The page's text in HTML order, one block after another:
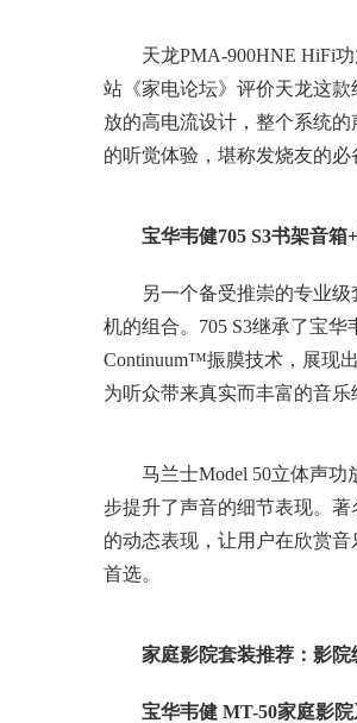
天龙PMA-900HNE HiFi
站《家电论坛》评价天龙这款
放的高电流设计，整个系统
的听觉体验，堪称发烧友的必
宝华韦健705 S3书架音
另一个备受推崇的专业级
机的组合。705 S3继承了宝
Continuum™振膜技术，展现
为听众带来真实而丰富的音
马兰士Model 50立体声
步提升了声音的细节表现。
的动态表现，让用户在欣赏
首选。
家庭影院套装推荐：影
宝华韦健 MT-50家庭影